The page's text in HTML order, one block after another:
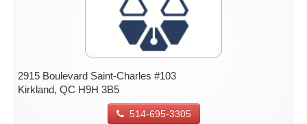
2915 Boulevard Saint-Charles #103
Kirkland, QC H9H 3B5
514-695-3305